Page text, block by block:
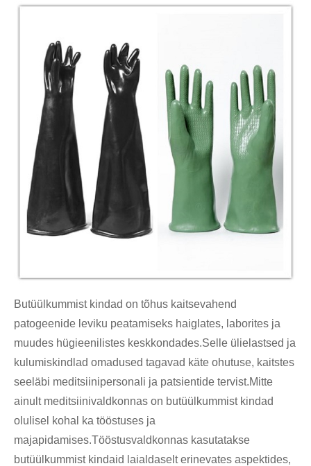
Butüülkummist kindad on tõhus kaitsevahend
patogeenide leviku peatamiseks haiglates, laborites ja
muudes hügieenilistes keskkondades.Selle ülielastsed ja
kulumiskindlad omadused tagavad käte ohutuse, kaitstes
seeläbi meditsiinipersonali ja patsientide tervist.Mitte
ainult meditsiinivaldkonnas on butüülkummist kindad
olulisel kohal ka tööstuses ja
majapidamises.Tööstusvaldkonnas kasutatakse
butüülkummist kindaid laialdaselt erinevates aspektides,